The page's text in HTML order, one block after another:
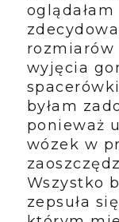
rozmiarów
wyjęcia
byłam
ponieważ
wózek w
Wszystko
zepsuła